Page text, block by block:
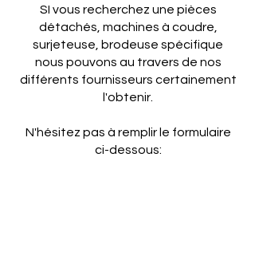
SI vous recherchez une pièces
détachés, machines à coudre,
surjeteuse, brodeuse spécifique
nous pouvons au travers de nos
différents fournisseurs certainement
l'obtenir.
N'hésitez pas à remplir le formulaire
ci-dessous: